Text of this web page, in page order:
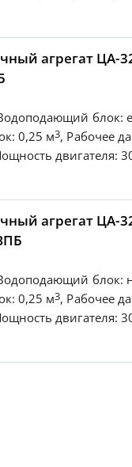
агрегат ЦА-
блок:
0,25 м3, Рабочее
двигателя:
агрегат ЦА-
блок:
0,25 м3, Рабочее
двигателя: